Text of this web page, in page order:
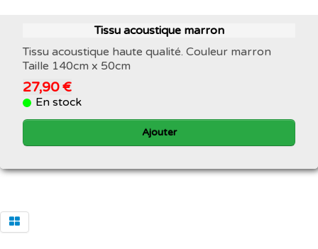
Tissu acoustique marron
Tissu acoustique haute qualité. Couleur marron
Taille 140cm x 50cm
27,90 €
En stock
Ajouter